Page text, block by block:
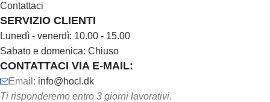
Contattaci
SERVIZIO CLIENTI
Lunedì - venerdì: 10.00 - 15.00
Sabato e domenica: Chiuso
CONTATTACI VIA E-MAIL:
Email: info@hocl.dk
Ti risponderemo entro 3 giorni lavorativi.